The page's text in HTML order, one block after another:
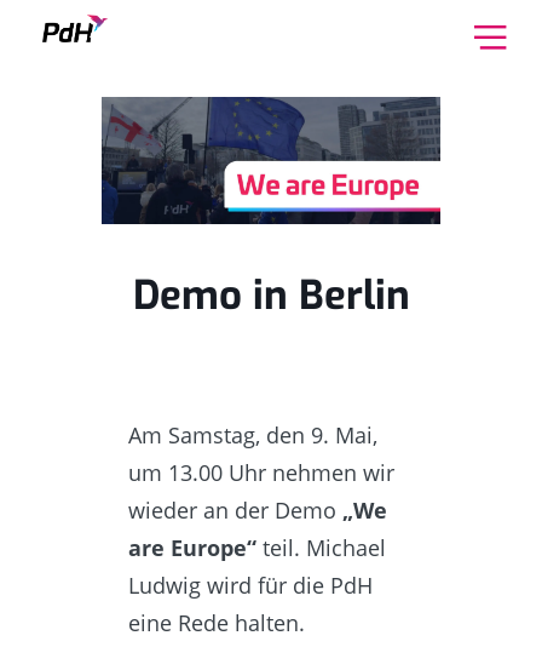
Skip to content
Demo in Berlin
Am Samstag, den 9. Mai,
um 13.00 Uhr nehmen wir
wieder an der Demo „We
are Europe“ teil. Michael
Ludwig wird für die PdH
eine Rede halten.